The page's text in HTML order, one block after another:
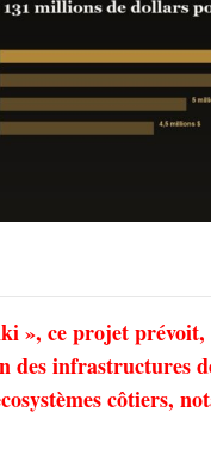
», ce projet prévoit,
des infrastructures
côtiers,